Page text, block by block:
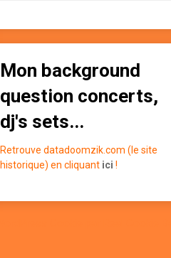
Mon background
question concerts,
dj's sets...
Retrouve datadoomzik.com (le site
historique) en cliquant ici !